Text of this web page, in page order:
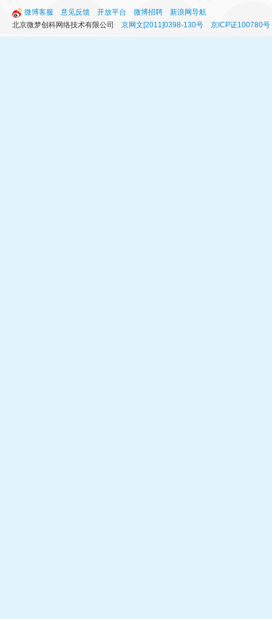
微博客服 意见反馈 开放平台 微博招聘
新浪网导航
北京微梦创科网络技术有限公司 京网文[2011]0398-130号 京ICP证100780号